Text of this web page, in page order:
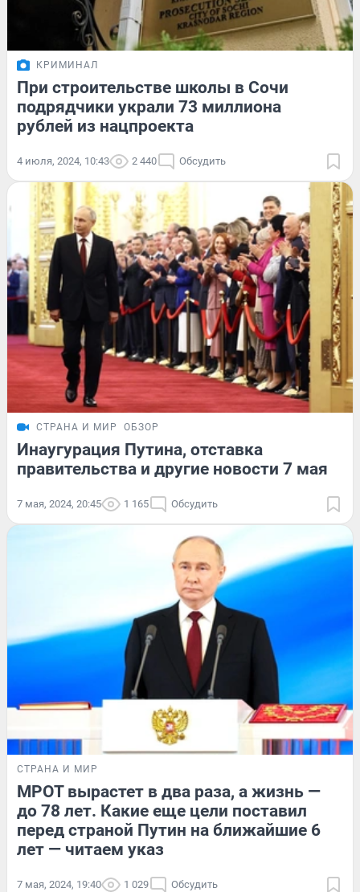
КРИМИНАЛ
При строительстве школы в Сочи
подрядчики украли 73 миллиона
рублей из нацпроекта
4 июля, 2024, 10:43 2 440 Обсудить
СТРАНА И МИР ОБЗОР
Инаугурация Путина, отставка
правительства и другие новости 7 мая
7 мая, 2024, 20:45 1 165 Обсудить
СТРАНА И МИР
МРОТ вырастет в два раза, а жизнь —
до 78 лет. Какие еще цели поставил
перед страной Путин на ближайшие 6
лет — читаем указ
7 мая, 2024, 19:40 1 029 Обсудить